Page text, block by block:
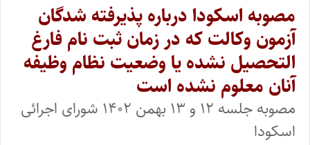
مصوبه اسکودا درباره پذیرفته شدگان
آزمون وکالت که در زمان ثبت نام فارغ
التحصیل نشده یا وضعیت نظام وظیفه
آنان معلوم نشده است
مصوبه جلسه ۱۲ و ۱۳ بهمن ۱۴۰۲ شورای اجرائی
اسکودا